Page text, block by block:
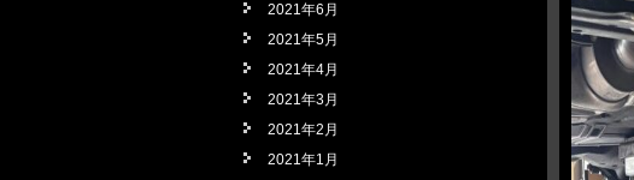
2021年6月
2021年5月
2021年4月
2021年3月
2021年2月
2021年1月